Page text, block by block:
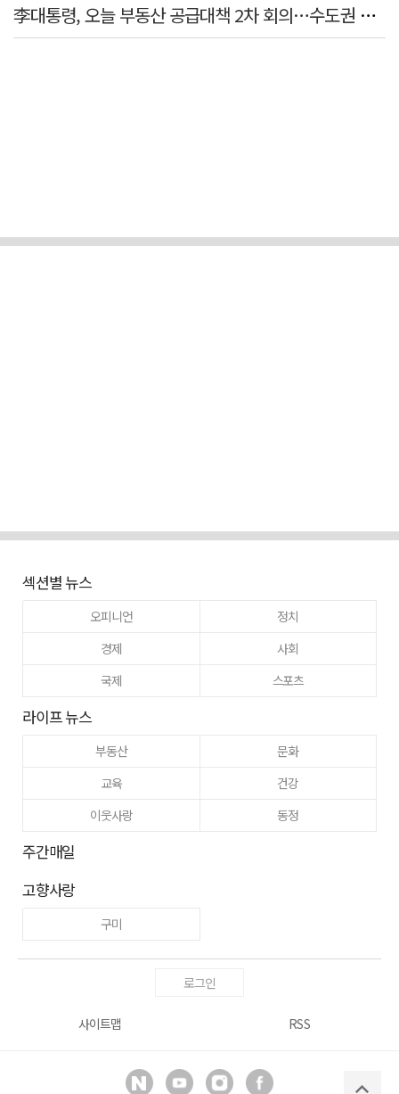
李대통령, 오늘 부동산 공급대책 2차 회의…수도권 공급안 논의
섹션별 뉴스
오피니언
정치
경제
사회
국제
스포츠
라이프 뉴스
부동산
문화
교육
건강
이웃사랑
동정
주간매일
고향사랑
구미
로그인
사이트맵 RSS